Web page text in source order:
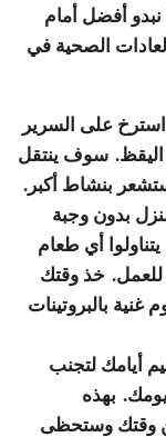
نبدو أفضل أمام
الصحية في
على السرير
اليقظ. سوف ينتقل
بنشاط أكبر.
بدون وجبة
أي طعام
للعمل. خذ وقتك
بالبروتينات
أيامك لتجنب
بهذه
وقتك وستحظى